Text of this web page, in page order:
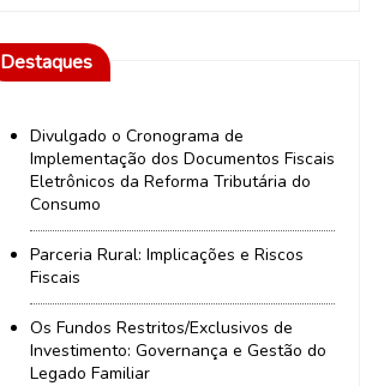
Destaques
Divulgado o Cronograma de
Implementação dos Documentos Fiscais
Eletrônicos da Reforma Tributária do
Consumo
Parceria Rural: Implicações e Riscos
Fiscais
Os Fundos Restritos/Exclusivos de
Investimento: Governança e Gestão do
Legado Familiar